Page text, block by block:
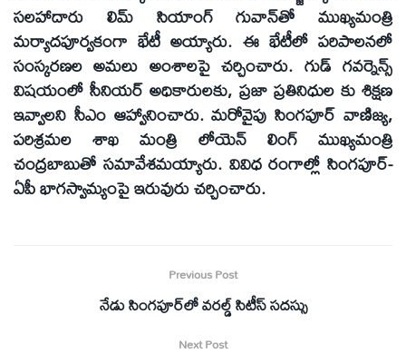
సలహాదారు లిమ్ సియాంగ్ గువాన్‌తో ముఖ్యమంత్రి
మర్యాదపూర్వకంగా భేటీ అయ్యారు. ఈ భేటీలో పరిపాలనలో
సంస్కరణల అమలు అంశాలపై చర్చించారు. గుడ్ గవర్నెన్స్
విషయంలో సీనియర్ అధికారులకు, ప్రజా ప్రతినిధుల కు శిక్షణ
ఇవ్వాలని సీఎం ఆహ్వానించారు. మరోవైపు సింగపూర్ వాణిజ్య,
పరిశ్రమల శాఖ మంత్రి లోయెన్ లింగ్ ముఖ్యమంత్రి
చంద్రబాబుతో సమావేశమయ్యారు. వివిధ రంగాల్లో సింగపూర్-
ఏపీ భాగస్వామ్యంపై ఇరువురు చర్చించారు.
Previous Post
నేడు సింగపూర్‌లో వరల్డ్ సిటీస్ సదస్సు
Next Post